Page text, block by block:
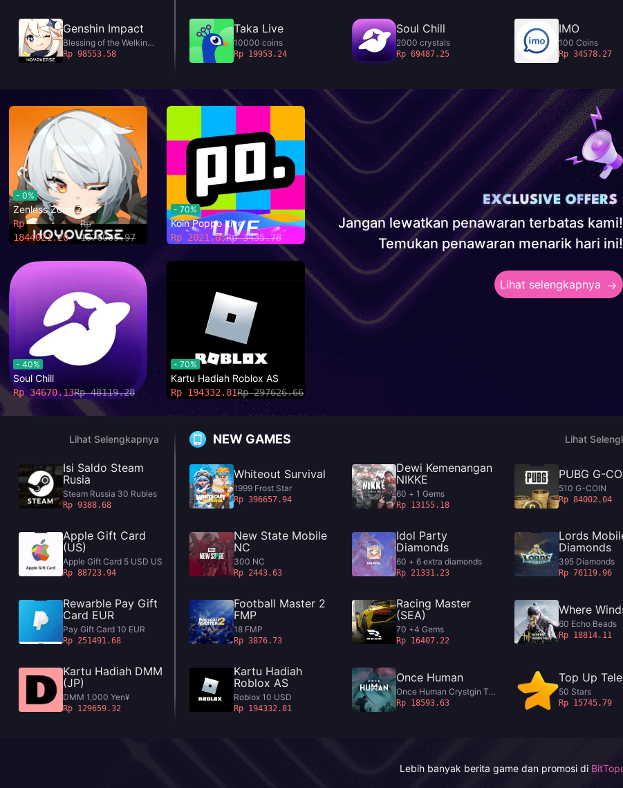
Genshin Impact
Blessing of the Welkin
Moon
Rp 98553.58
Taka Live
10000 coins
Rp 19953.24
Soul Chill
2000 crystals
Rp 69487.25
IMO
100 Coins
Rp 34578.27
Jangan lewatkan penawaran terbatas kami!
Temukan penawaran menarik hari ini!
Lihat selengkapnya
- 0%
Zenless Zone Zero
Rp
1844021.20
Rp
1876063.97
- 70%
Koin Poppo Live
Rp 2021.05Rp 3435.78
- 40%
Soul Chill
Rp 34670.13Rp 48119.28
- 70%
Kartu Hadiah Roblox AS
Rp 194332.81Rp 297626.66
Lihat Selengkapnya
Isi Saldo Steam
Rusia
Steam Russia 30 Rubles
Rp 9388.68
Apple Gift Card
(US)
Apple Gift Card 5 USD US
Rp 88723.94
Rewarble Pay Gift
Card EUR
Pay Gift Card 10 EUR
Rp 251491.68
Kartu Hadiah DMM
(JP)
DMM 1,000 Yen¥
Rp 129659.32
NEW GAMES Lihat
Whiteout Survival
1999 Frost Star
Rp 396657.94
Dewi Kemenangan
NIKKE
60 + 1 Gems
Rp 13155.18
PUBG G-
510 G-COIN
Rp 84002.04
New State Mobile
NC
300 NC
Rp 2443.63
Idol Party
Diamonds
60 + 6 extra diamonds
Rp 21331.23
Lords
Diamonds
395 Diamonds
Rp 76119.96
Football Master 2
FMP
18 FMP
Rp 3876.73
Racing Master
(SEA)
70 +4 Gems
Rp 16407.22
Where
60 Echo Beads
Rp 18814.11
Kartu Hadiah
Roblox AS
Roblox 10 USD
Rp 194332.81
Once Human
Once Human Crystgin Top
Up 62 Crystgin
Rp 18593.63
Top Up
50 Stars
Rp 15745.79
Lebih banyak berita game dan promosi di